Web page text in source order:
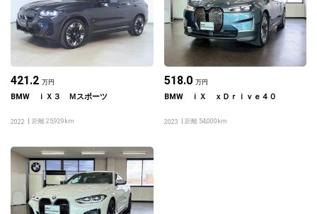
421.2 万円
BMW ｉＸ３ Ｍスポーツ
2022 距離 25,929km
518.0 万円
BMW ｉＸ ｘＤｒｉｖｅ４０
2023 距離 54,000km